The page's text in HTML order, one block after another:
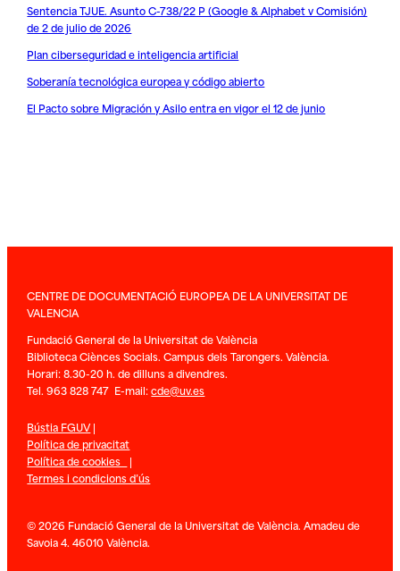
Sentencia TJUE. Asunto C-738/22 P (Google & Alphabet v Comisión)
de 2 de julio de 2026
Plan ciberseguridad e inteligencia artificial
Soberanía tecnológica europea y código abierto
El Pacto sobre Migración y Asilo entra en vigor el 12 de junio
CENTRE DE DOCUMENTACIÓ EUROPEA DE LA UNIVERSITAT DE
VALENCIA
Fundació General de la Universitat de València
Biblioteca Ciènces Socials. Campus dels Tarongers. València.
Horari: 8.30-20 h. de dilluns a divendres.
Tel. 963 828 747 E-mail:cde@uv.es
Bústia FGUV|
Política de privacitat
Política de cookies |
Termes i condicions d’ús
© 2026 Fundació General de la Universitat de València. Amadeu de
Savoia 4. 46010 València.